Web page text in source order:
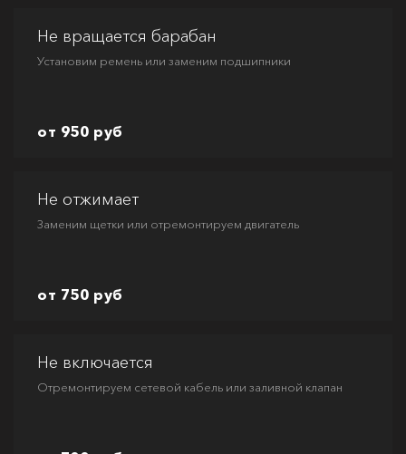
Не вращается барабан
Установим ремень или заменим подшипники
от 950 руб
Не отжимает
Заменим щетки или отремонтируем двигатель
от 750 руб
Не включается
Отремонтируем сетевой кабель или заливной клапан